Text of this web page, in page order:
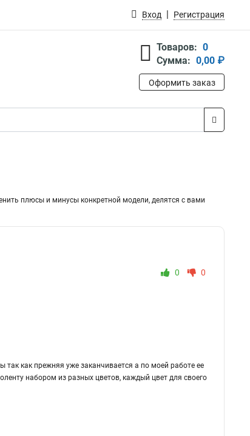
Вход Регистрация
Товаров: 0
Сумма: 0,00 ₽
Оформить заказ
плюсы и минусы конкретной модели, делятся с вами
0 0
так как прежняя уже заканчивается а по моей работе ее
набором из разных цветов, каждый цвет для своего